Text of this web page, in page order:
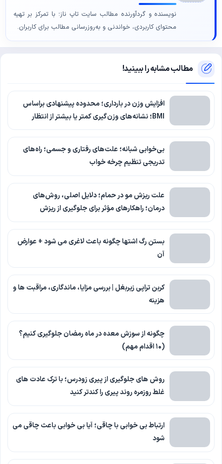
نویسنده و گردآورنده مطالب سایت تاپ ناز؛ با تمرکز بر تهیه
محتوای کاربردی، خواندنی و به‌روزرسانی مطالب برای کاربران.
مطالب مشابه را ببینید!
افزایش وزن در بارداری؛ محدوده پیشنهادی براساس
BMI؛ نشانه‌های وزن‌گیری کمتر یا بیشتر از انتظار
بی‌خوابی شبانه؛ علت‌های رفتاری و جسمی؛ راه‌های
تدریجی تنظیم چرخه خواب
علت ریزش مو در حمام؛ دلایل اصلی، روش‌های
درمان؛ راهکارهای مؤثر برای جلوگیری از ریزش
بستن رگ اشتها چگونه باعث لاغری می شود + عوارض
آن
کربن تراپی زیربغل | بررسی مزایا، ماندگاری، مراقبت ها و
هزینه
چگونه از سوزش معده در ماه رمضان جلوگیری کنیم؟
(۱۰ اقدام مهم)
روش های جلوگیری از پیری زودرس؛ با ترک عادت های
غلط روزمره روند پیری را کندتر کنید
ارتباط بی خوابی با چاقی؛ آیا بی خوابی باعث چاقی می
شود